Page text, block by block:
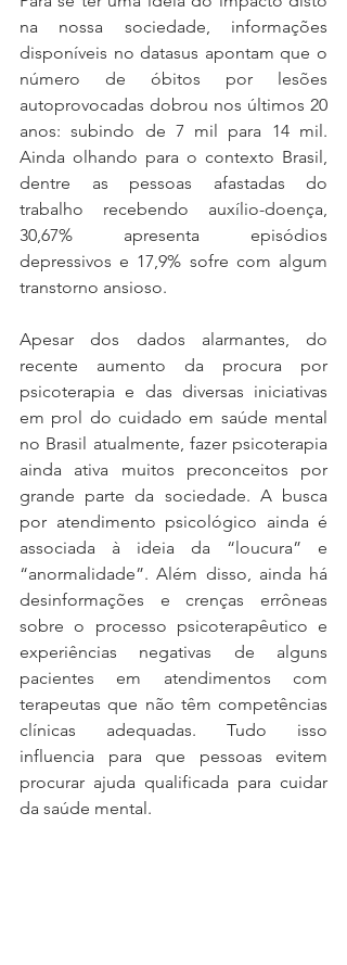
na nossa sociedade, informações
disponíveis no datasus apontam que o
número de óbitos por lesões
autoprovocadas dobrou nos últimos 20
anos: subindo de 7 mil para 14 mil.
Ainda olhando para o contexto Brasil,
dentre as pessoas afastadas do
trabalho recebendo auxílio-doença,
30,67% apresenta episódios
depressivos e 17,9% sofre com algum
transtorno ansioso.
Apesar dos dados alarmantes, do
recente aumento da procura por
psicoterapia e das diversas iniciativas
em prol do cuidado em saúde mental
no Brasil atualmente, fazer psicoterapia
ainda ativa muitos preconceitos por
grande parte da sociedade. A busca
por atendimento psicológico ainda é
associada à ideia da “loucura” e
“anormalidade”. Além disso, ainda há
desinformações e crenças errôneas
sobre o processo psicoterapêutico e
experiências negativas de alguns
pacientes em atendimentos com
terapeutas que não têm competências
clínicas adequadas. Tudo isso
influencia para que pessoas evitem
procurar ajuda qualificada para cuidar
da saúde mental.